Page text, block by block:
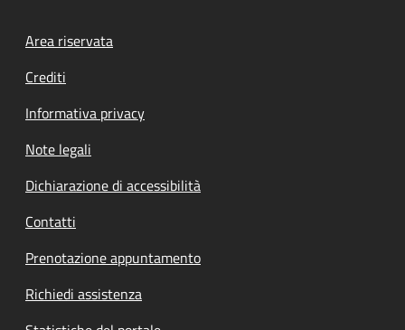
Footer menu
Area riservata
Crediti
Informativa privacy
Note legali
Dichiarazione di accessibilità
Contatti
Prenotazione appuntamento
Richiedi assistenza